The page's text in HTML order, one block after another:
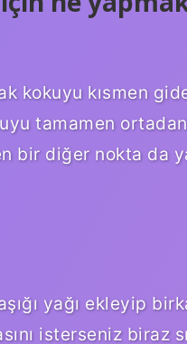
kokuyu kısmen
tamamen ortadan
bir diğer nokta da
yağı ekleyip
isterseniz biraz